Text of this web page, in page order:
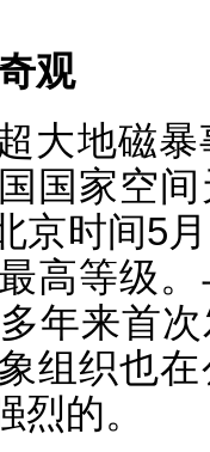
观
大地磁
国家空
京时间5
高等级
年来首
组织也
烈的。